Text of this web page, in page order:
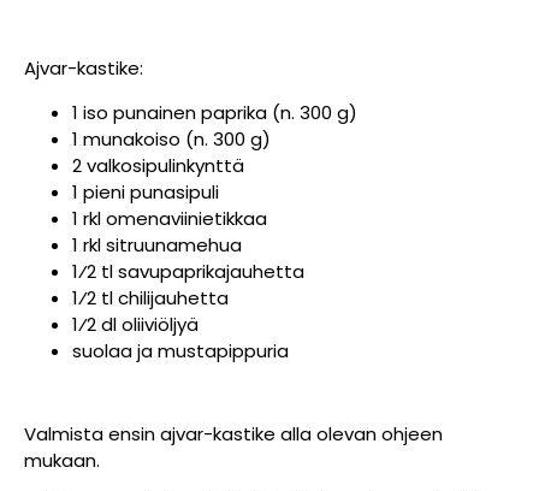
Ajvar-kastike:
1 iso punainen paprika (n. 300 g)
1 munakoiso (n. 300 g)
2 valkosipulinkynttä
1 pieni punasipuli
1 rkl omenaviinietikkaa
1 rkl sitruunamehua
1⁄2 tl savupaprikajauhetta
1⁄2 tl chilijauhetta
1⁄2 dl oliiviöljyä
suolaa ja mustapippuria
Valmista ensin ajvar-kastike alla olevan ohjeen
mukaan.